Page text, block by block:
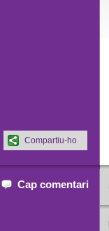
Compartiu-ho
Cap comentari